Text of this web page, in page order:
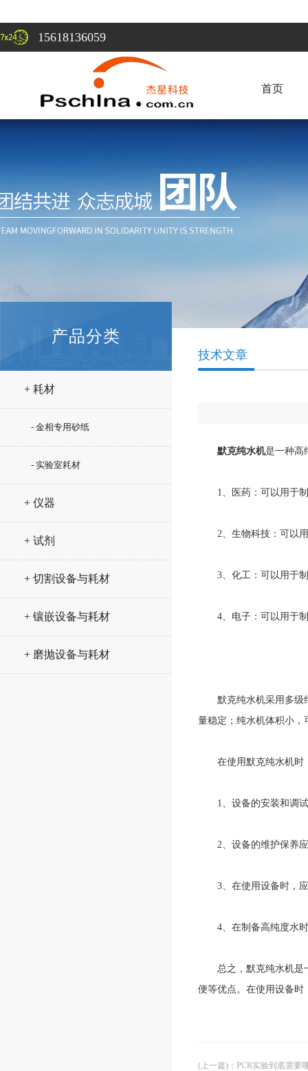
15618136059
首页
产品分类
+ 耗材
- 金相专用砂纸
- 实验室耗材
+ 仪器
+ 试剂
+ 切割设备与耗材
+ 镶嵌设备与耗材
+ 磨抛设备与耗材
技术文章
默克纯水机是一种高
1、医药：可以用于制
2、生物科技：可以用
3、化工：可以用于制
4、电子：可以用于制
默克纯水机采用多级纯
量稳定；纯水机体积小，
在使用默克纯水机时
1、设备的安装和调试
2、设备的维护保养应
3、在使用设备时，应
4、在制备高纯度水时
总之，默克纯水机是一
便等优点。在使用设备时
(上一篇) ： PCR实验到底需要